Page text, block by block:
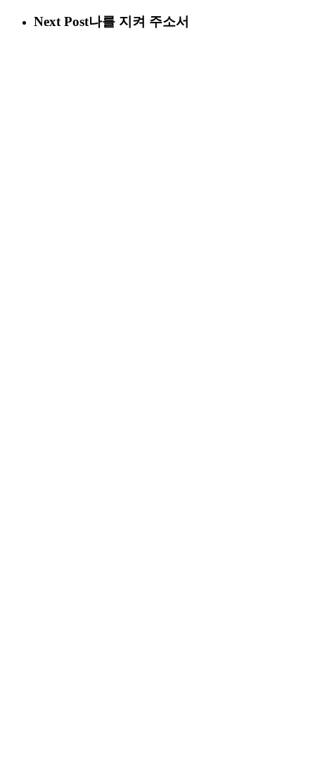
Next Post나를 지켜 주소서